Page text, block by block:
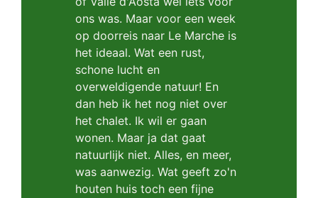
ons was. Maar voor een week
op doorreis naar Le Marche is
het ideaal. Wat een rust,
schone lucht en
overweldigende natuur! En
dan heb ik het nog niet over
het chalet. Ik wil er gaan
wonen. Maar ja dat gaat
natuurlijk niet. Alles, en meer,
was aanwezig. Wat geeft zo'n
houten huis toch een fijne